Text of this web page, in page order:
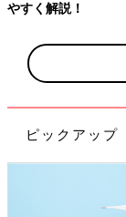
やすく解説！
ピックアップ